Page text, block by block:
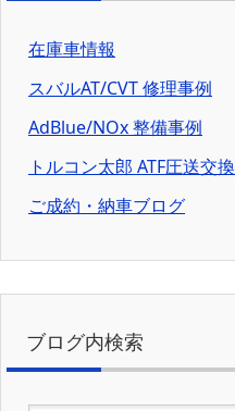
在庫車情報
スバルAT/CVT 修理事例
AdBlue/NOx 整備事例
トルコン太郎 ATF圧送交換
ご成約・納車ブログ
ブログ内検索